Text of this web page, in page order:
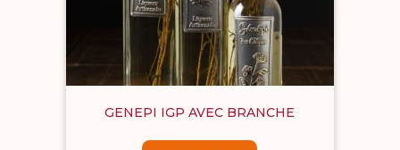
GENEPI IGP AVEC BRANCHE